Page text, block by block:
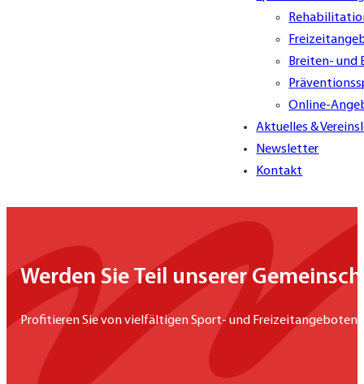
Breiten- und
Online-
Aktuelles &
Newsletter
Kontakt
Werden Sie Teil unserer
Profitieren Sie von vielfältigen Sport- und